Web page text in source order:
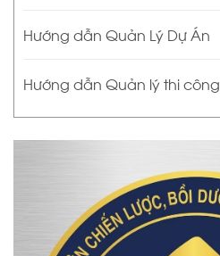
Hướng dẫn Quản Lý Dự Án
Hướng dẫn Quản lý thi công